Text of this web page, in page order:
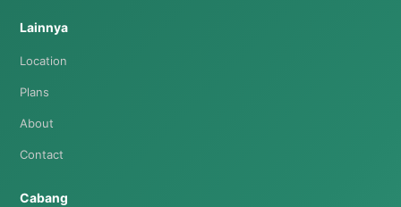
Lainnya
Location
Plans
About
Contact
Cabang